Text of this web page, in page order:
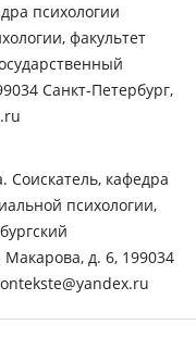
психологии
факультет
Санкт-Петербург,
Соискатель, кафедра
психологии,
Макарова, д. 6, 199034